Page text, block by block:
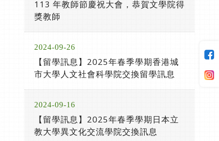
113 年教師節慶祝大會，恭賀文學院得
獎教師
2024-09-26
【留學訊息】2025年春季學期香港城
市大學人文社會科學院交換留學訊息
2024-09-16
【留學訊息】2025年春季學期日本立
教大學異文化交流學院交換訊息